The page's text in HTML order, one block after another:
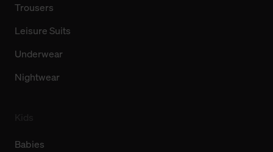
Trousers
Leisure Suits
Underwear
Nightwear
Babies